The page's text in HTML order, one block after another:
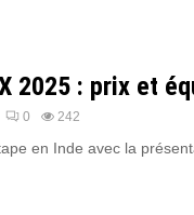
2025 : prix et
0 242
en Inde avec la